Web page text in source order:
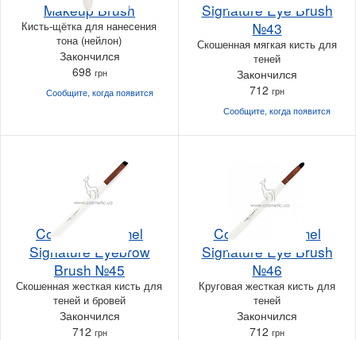
Makeup Brush
Кисть-щётка для нанесения
тона (нейлон)
Закончился
698 грн
Сообщите, когдапоявится
Signature Eye Brush
№43
Скошенная мягкая кисть для
теней
Закончился
712 грн
Сообщите, когдапоявится
Couleur Caramel
Signature Eyebrow
Brush №45
Скошенная жесткая кисть для
теней и бровей
Закончился
712 грн
Couleur Caramel
Signature Eye Brush
№46
Круговая жесткая кисть для
теней
Закончился
712 грн